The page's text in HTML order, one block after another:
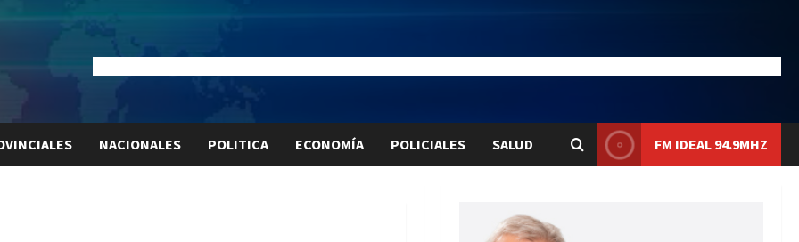
NACIONALES POLITICA ECONOMÍA POLICIALES SALUD FM IDEAL 94.9MHZ